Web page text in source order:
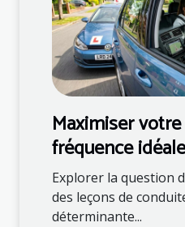
Maximiser
fréquence
conduite
Explorer la question
des leçons de
déterminante...